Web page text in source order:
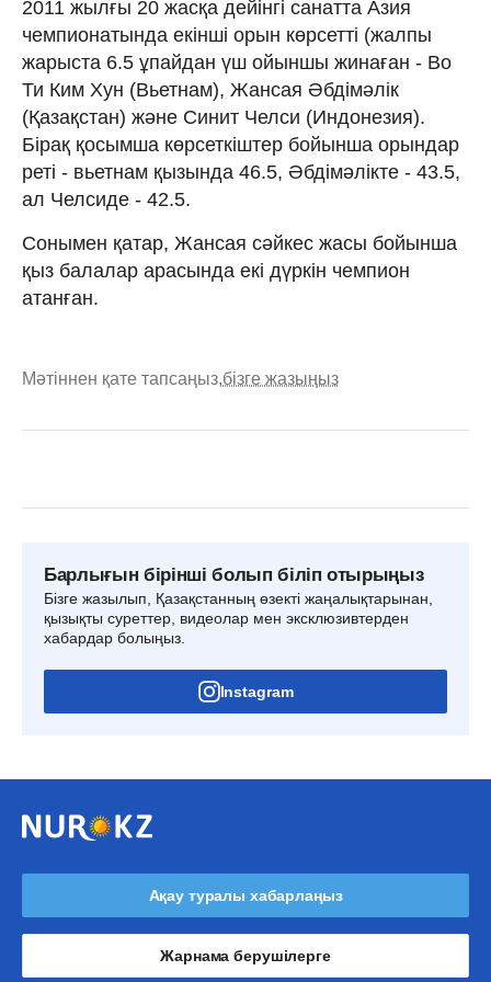
2011 жылғы 20 жасқа дейінгі санатта Азия
чемпионатында екінші орын көрсетті (жалпы
жарыста 6.5 ұпайдан үш ойыншы жинаған - Во
Ти Ким Хун (Вьетнам), Жансая Әбдімәлік
(Қазақстан) және Синит Челси (Индонезия).
Бірақ қосымша көрсеткіштер бойынша орындар
реті - вьетнам қызында 46.5, Әбдімәлікте - 43.5,
ал Челсиде - 42.5.
Сонымен қатар, Жансая сәйкес жасы бойынша
қыз балалар арасында екі дүркін чемпион
атанған.
Мәтіннен қате тапсаңыз,бізге жазыңыз
Барлығын бірінші болып біліп отырыңыз
Бізге жазылып, Қазақстанның өзекті жаңалықтарынан,
қызықты суреттер, видеолар мен эксклюзивтерден
хабардар болыңыз.
Instagram
Ақау туралы хабарлаңыз
Жарнама берушілерге